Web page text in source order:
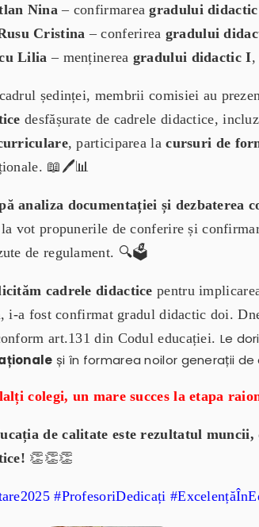
Nina – confirmareagradului
Cristina – conferirea gradului
Lilia – menținerea gradului didactic I,
ședinței, membrii comisiei au
desfășurate de cadrele didactice,
, participarea lacursuri de
📖🖊️📊
analiza documentației și dezbaterea
la vot propunerile de conferire și
de regulament. 🔍🗳️
cadrele didactice pentru
i-a fost confirmat gradul didactic doi.
art.131 din Codul educației. Le
și în formarea noilor generații de
colegi, un mare succes la etapa
de calitate este rezultatul
👏👏👏
#ProfesoriDedicați